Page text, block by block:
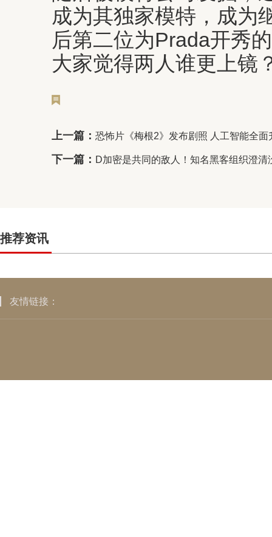
成为其独家模特，成为
后第二位为Prada开秀
大家觉得两人谁更上镜
上一篇： 恐怖片《梅根2》发布剧照 人工智能全面
下一篇： D加密是共同的敌人！知名黑客组织澄清
推荐资讯
友情链接：